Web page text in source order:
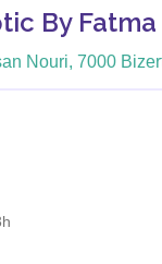
By Fatma
Nouri, 7000